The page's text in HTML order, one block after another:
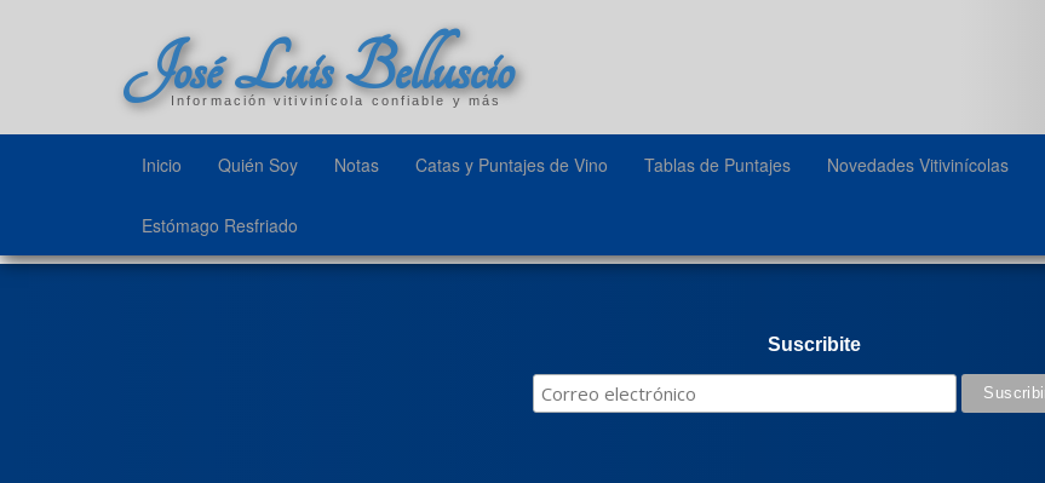
José Luis Belluscio
Información vitivinícola confiable y más
Inicio Quién Soy Notas Catas y Puntajes de Vino Tablas de Puntajes Novedades Vitivinícolas
Estómago Resfriado
Suscribite